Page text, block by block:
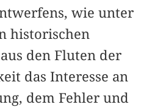
wie unter
historischen
den Fluten der
das Interesse an
dem Fehler und